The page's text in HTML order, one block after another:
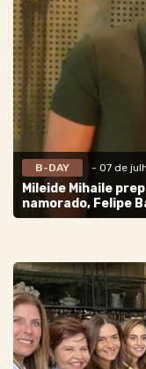
B-DAY - 07 de
Mileide Mihaile
namorado, Felipe